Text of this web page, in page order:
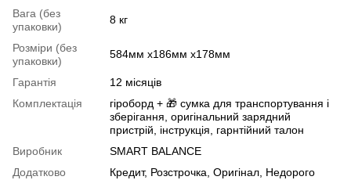
Вага (без
упаковки)
8 кг
Розміри (без
упаковки)
584мм х186мм х178мм
Гарантія
12 місяців
Комплектація
гіроборд + 🎁 сумка для транспортування і
зберігання, оригінальний зарядний
пристрій, інструкція, гарнтійний талон
Виробник
SMART BALANCE
Додатково
Кредит, Розстрочка, Оригінал, Недорого